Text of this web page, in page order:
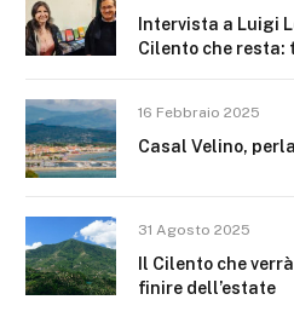
Intervista a Luigi
Cilento che resta:
16 Febbraio 2025
Casal Velino,
31 Agosto 2025
Il Cilento che
finire dell’estate